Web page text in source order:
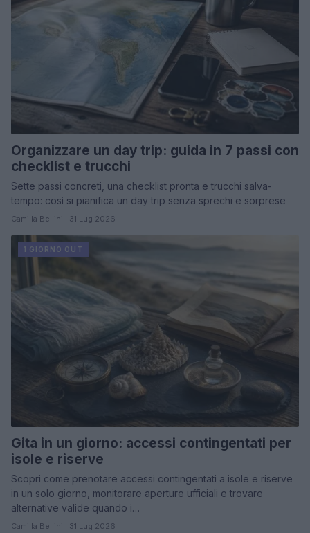
Organizzare un day trip: guida in 7 passi con
checklist e trucchi
Sette passi concreti, una checklist pronta e trucchi salva-
tempo: così si pianifica un day trip senza sprechi e sorprese
Camilla Bellini · 31 Lug 2026
1 GIORNO OUT
Gita in un giorno: accessi contingentati per
isole e riserve
Scopri come prenotare accessi contingentati a isole e riserve
in un solo giorno, monitorare aperture ufficiali e trovare
alternative valide quando i…
Camilla Bellini · 31 Lug 2026